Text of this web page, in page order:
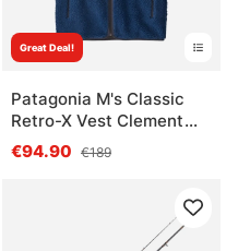
Great Deal!
Patagonia M's Classic
Retro-X Vest Clement
Blue
€94.90 €189